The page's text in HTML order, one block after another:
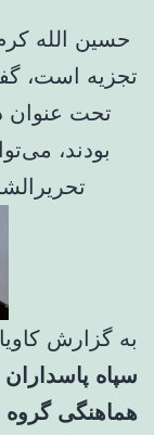
حسین الله
تحت عنوان
بودند،
به گزارش
سپاه
هماهنگی گروه